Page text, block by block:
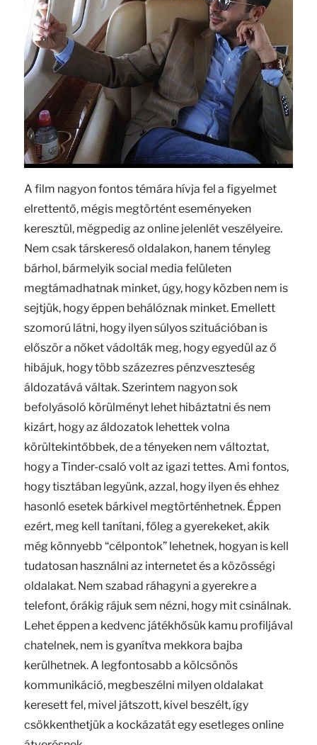
A film nagyon fontos témára hívja fel a figyelmet
elrettentő, mégis megtörtént eseményeken
keresztül, mégpedig az online jelenlét veszélyeire.
Nem csak társkereső oldalakon, hanem tényleg
bárhol, bármelyik social media felületen
megtámadhatnak minket, úgy, hogy közben nem is
sejtjük, hogy éppen behálóznak minket. Emellett
szomorú látni, hogy ilyen súlyos szituációban is
először a nőket vádolták meg, hogy egyedül az ő
hibájuk, hogy több százezres pénzveszteség
áldozatává váltak. Szerintem nagyon sok
befolyásoló körülményt lehet hibáztatni és nem
kizárt, hogy az áldozatok lehettek volna
körültekintőbbek, de a tényeken nem változtat,
hogy a Tinder-csaló volt az igazi tettes. Ami fontos,
hogy tisztában legyünk, azzal, hogy ilyen és ehhez
hasonló esetek bárkivel megtörténhetnek. Éppen
ezért, meg kell tanítani, főleg a gyerekeket, akik
még könnyebb “célpontok” lehetnek, hogyan is kell
tudatosan használni az internetet és a közösségi
oldalakat. Nem szabad ráhagyni a gyerekre a
telefont, órákig rájuk sem nézni, hogy mit csinálnak.
Lehet éppen a kedvenc játékhősük kamu profiljával
chatelnek, nem is gyanítva mekkora bajba
kerülhetnek. A legfontosabb a kölcsönös
kommunikáció, megbeszélni milyen oldalakat
keresett fel, mivel játszott, kivel beszélt, így
csökkenthetjük a kockázatát egy esetleges online